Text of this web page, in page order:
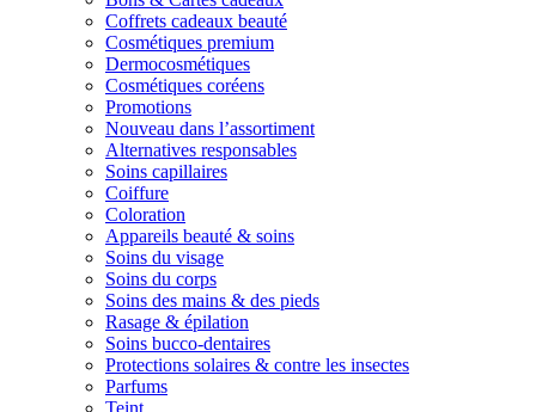
Coffrets cadeaux beauté
Cosmétiques premium
Dermocosmétiques
Cosmétiques coréens
Promotions
Nouveau dans l’assortiment
Alternatives responsables
Soins capillaires
Coiffure
Coloration
Appareils beauté & soins
Soins du visage
Soins du corps
Soins des mains & des pieds
Rasage & épilation
Soins bucco-dentaires
Protections solaires & contre les insectes
Parfums
Teint